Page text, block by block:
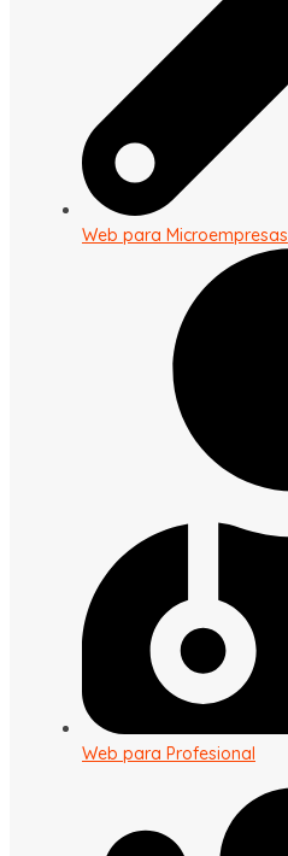
Web para Microempresas
Web para Profesional